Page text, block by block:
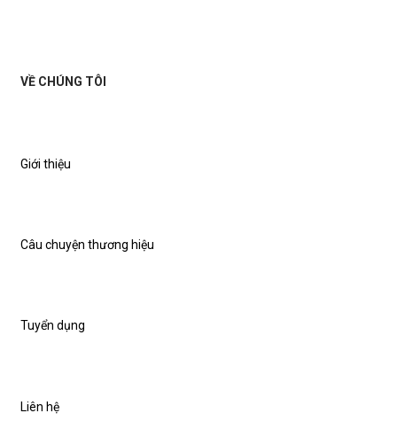
VỀ CHÚNG TÔI
Giới thiệu
Câu chuyện thương hiệu
Tuyển dụng
Liên hệ